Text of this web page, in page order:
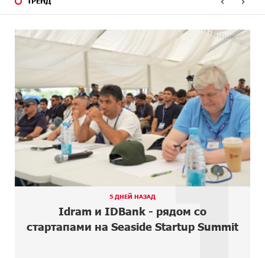
2 ДНЕЙ
Выполняя требования агрессора, мира не достичь.
Аршак Карапетян
Moody’s изменило прогноз по рейтингам IDBank на
позитивный
3 ДНЕЙ
НАЗАД
IDBank представляет новую карту Mastercard World с
преимуществами для путешествий и специальной
акцией
Ucom и FPWC обеспечат круглосуточный мониторинг
дикой природы в Гнишике с помощью солнечной
энергии
Idram и IDBank - рядом со стартапами на Seaside
Startup Summit
5 ДНЕЙ НАЗАД
Idram и IDBank - рядом со
стартапами на Seaside Startup Summit